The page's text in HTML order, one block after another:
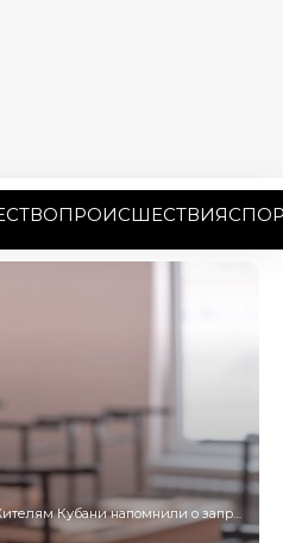
ПРОИСШЕСТВИЯ
Кубани напомнили о запрете поборов на шторы, ремонт классов или охрану